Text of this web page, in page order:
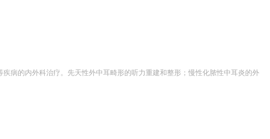
病的内外科治疗。先天性外中耳畸形的听力重建和整形；慢性化脓性中耳炎的外